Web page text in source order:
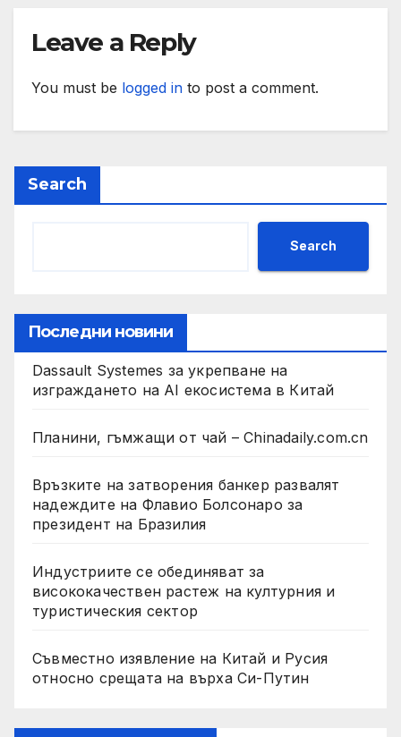
Leave a Reply
You must be logged in to post a comment.
Search
Search
Последни новини
Dassault Systemes за укрепване на
изграждането на AI екосистема в Китай
Планини, гъмжащи от чай – Chinadaily.com.cn
Връзките на затворения банкер развалят
надеждите на Флавио Болсонаро за
президент на Бразилия
Индустриите се обединяват за
висококачествен растеж на културния и
туристическия сектор
Съвместно изявление на Китай и Русия
относно срещата на върха Си-Путин